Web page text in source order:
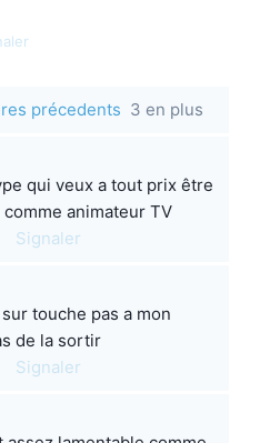
précedents 3 en plus
qui veux a tout prix être
animateur TV
Signaler
touche pas a mon
de la sortir
Signaler